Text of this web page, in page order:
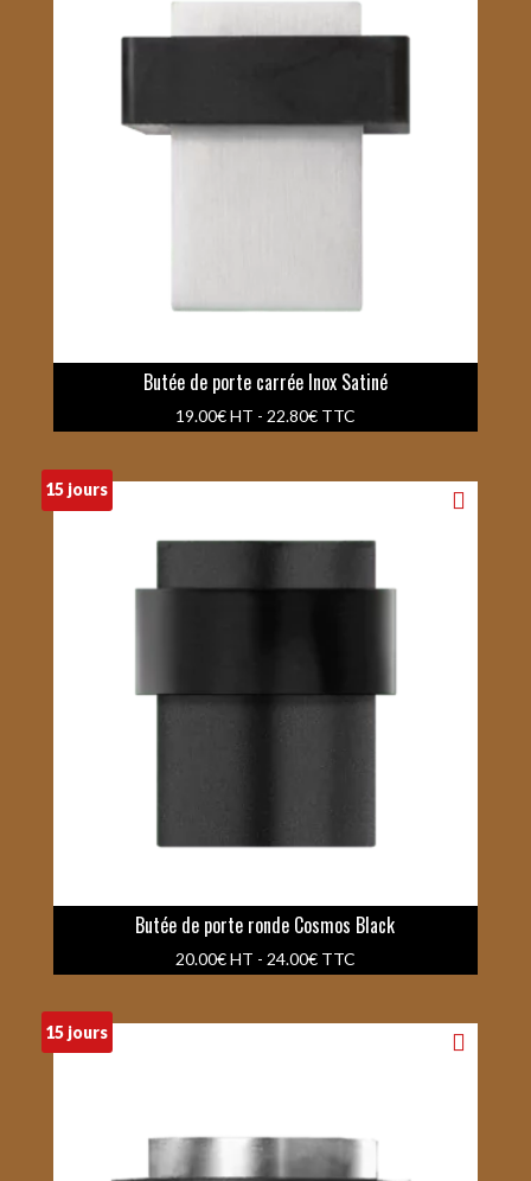
Butée de porte carrée Inox Satiné
19.00€HT - 22.80€TTC
15 jours
Butée de porte ronde Cosmos Black
20.00€HT - 24.00€TTC
15 jours